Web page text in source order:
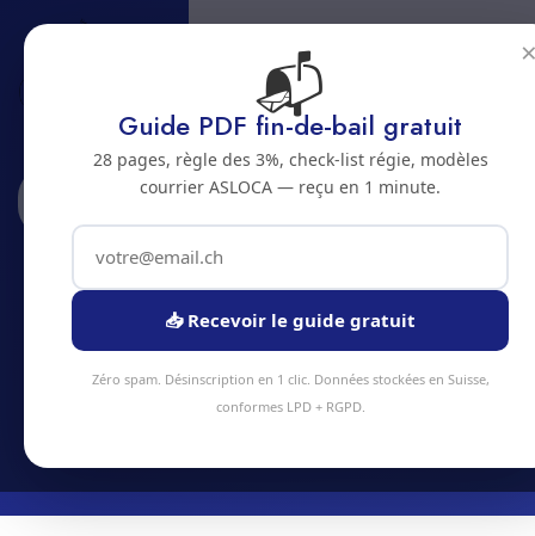
Accueil Abonnements
Abonnement nettoyage a
Chavannes-pres-Renens
Economisez jusqu'a 20% avec un abonnement
nettoyage regulier a Chavannes-pres-Renens
📬
Guide PDF fin-de-bail gratuit
28 pages, règle des 3%, check-list régie, modèles
courrier ASLOCA — reçu en 1 minute.
📥 Recevoir le guide gratuit
Zéro spam. Désinscription en 1 clic. Données stockées en Suisse,
conformes LPD + RGPD.